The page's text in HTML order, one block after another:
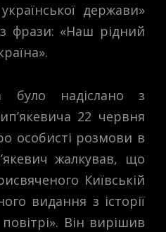
держави»
фрази: «Наш рідний
надіслано з
22 червня
особисті розмови в
жалкував, що
Київській
видання з історії
Він вирішив